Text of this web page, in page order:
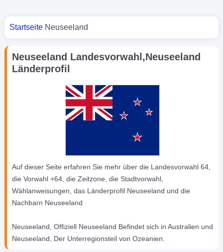
Sie sind hier
Startseite Neuseeland
Neuseeland Landesvorwahl,Neuseeland
Länderprofil
Auf dieser Seite erfahren Sie mehr über die Landesvorwahl 64,
die Vorwahl +64, die Zeitzone, die Stadtvorwahl,
Wählanweisungen, das Länderprofil Neuseeland und die
Nachbarn Neuseeland
Neuseeland, Offiziell Neuseeland Befindet sich in Australien und
Neuseeland, Der Unterregionsteil von Ozeanien.